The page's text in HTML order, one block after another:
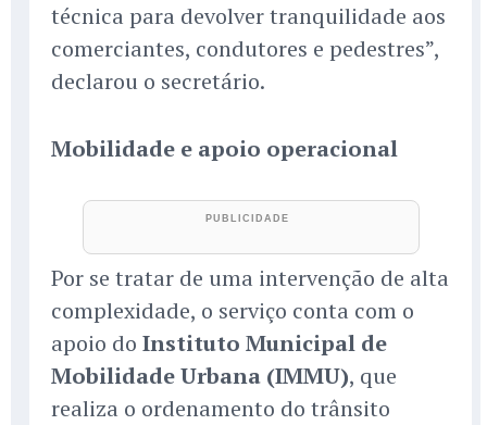
técnica para devolver tranquilidade aos
comerciantes, condutores e pedestres”,
declarou o secretário.
Mobilidade e apoio operacional
Por se tratar de uma intervenção de alta
complexidade, o serviço conta com o
apoio do Instituto Municipal de
Mobilidade Urbana (IMMU), que
realiza o ordenamento do trânsito